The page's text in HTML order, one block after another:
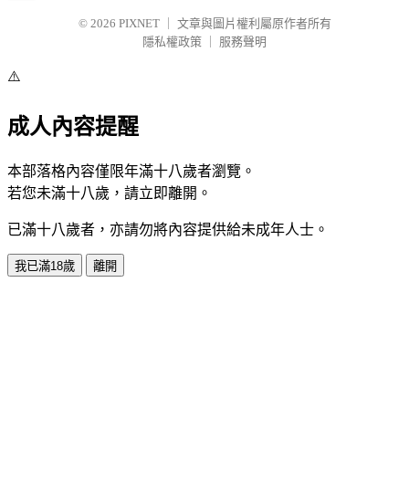
© 2026 PIXNET
文章與圖片權利屬原作者所有
隱私權政策
服務聲明
⚠️
成人內容提醒
本部落格內容僅限年滿十八歲者瀏覽。
若您未滿十八歲，請立即離開。
已滿十八歲者，亦請勿將內容提供給未成年人士。
我已滿18歲 離開